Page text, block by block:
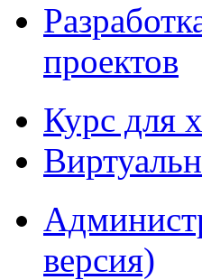
проектов
Курс для
версия)